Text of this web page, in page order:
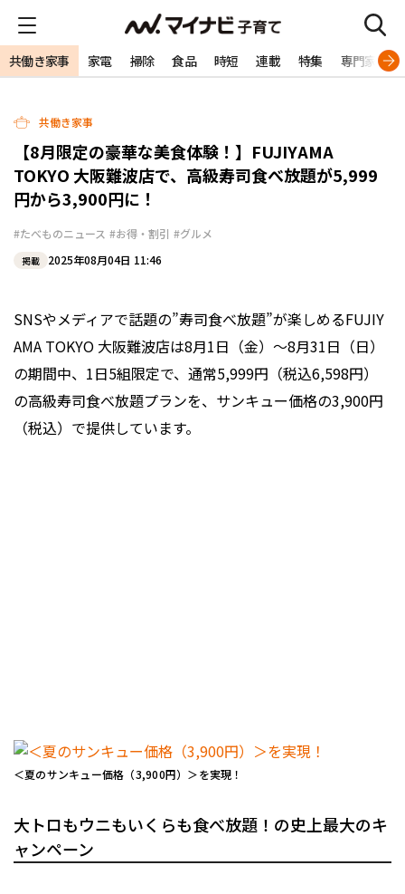
共働き家事 家電 掃除 食品 時短 連載 特集 専門家
共働き家事
【8月限定の豪華な美食体験！】FUJIYAMA
TOKYO 大阪難波店で、高級寿司食べ放題が5,999
円から3,900円に！
#たべものニュース #お得・割引 #グルメ
掲載 2025年08月04日 11:46
SNSやメディアで話題の”寿司食べ放題”が楽しめるFUJIY
AMA TOKYO 大阪難波店は8月1日（金）〜8月31日（日）
の期間中、1日5組限定で、通常5,999円（税込6,598円）
の高級寿司食べ放題プランを、サンキュー価格の3,900円
（税込）で提供しています。
＜夏のサンキュー価格（3,900円）＞を実現！
大トロもウニもいくらも食べ放題！の史上最大のキ
ャンペーン